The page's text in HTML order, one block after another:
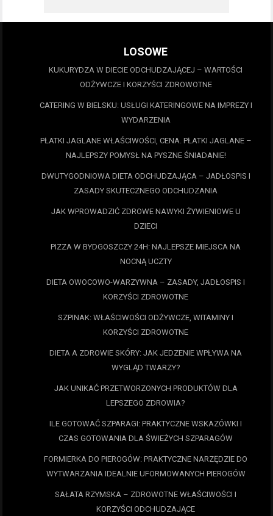
LOSOWE
KUKURYDZA W DIECIE ODCHUDZAJĄCEJ – WARTOŚCI
ODŻYWCZE I KORZYŚCI ZDROWOTNE
CATERING W BIELSKU: USŁUGI KATERINGOWE NA IMPREZY I
WYDARZENIA
PŁATKI JAGLANE WŁAŚCIWOŚCI, CENA. PŁATKI JAGLANE –
NAJLEPSZY POMYSŁ NA PYSZNE ŚNIADANIE!
DWUTYGODNIOWA DIETA ODCHUDZAJĄCA – JADŁOSPIS I
ZASADY SKUTECZNEGO ODCHUDZANIA
JAK WPROWADZIĆ ZDROWE NAWYKI ŻYWIENIOWE U
DZIECI
PIZZA W BYDGOSZCZY 24H: NAJLEPSZE MIEJSCA NA
NOCNĄ UCZTY
DIETA OWOCOWO-WARZYWNA – ZASADY, JADŁOSPIS I
KORZYŚCI ZDROWOTNE
SZPINAK: WŁAŚCIWOŚCI ODŻYWCZE, WITAMINY I
KORZYŚCI ZDROWOTNE
DIETA A ZDROWIE SKÓRY: JAK JEDZENIE WPŁYWA NA
WYGLĄD TWARZY?
JAK UNIKAĆ PRZETWORZONYCH PRODUKTÓW DLA
LEPSZEGO ZDROWIA?
ILE GOTOWAĆ SZPARAGI: PRAKTYCZNE WSKAZÓWKI I
CZAS GOTOWANIA DLA ŚWIEŻYCH SZPARAGÓW
FORMIERKA DO PIEROGÓW: PRAKTYCZNE NARZĘDZIE DO
WYTWARZANIA IDEALNIE UFORMOWANYCH PIEROGÓW
SAŁATA RZYMSKA – ZDROWOTNE WŁAŚCIWOŚCI I
KORZYŚCI ODCHUDZAJĄCE